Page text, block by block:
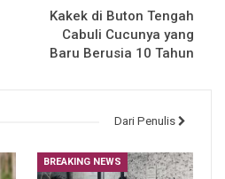
Kakek di Buton Tengah
Cabuli Cucunya yang
Baru Berusia 10 Tahun
Dari Penulis
BREAKING NEWS